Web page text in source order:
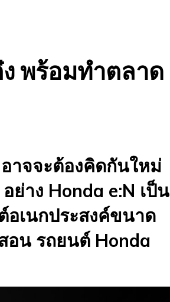
ก๋ง พร้อมทำตลาด
าจจะต้องคิดกันใหม่
ย่าง Honda e:N เป็น
เนกประสงค์ขนาด
อน รถยนต์ Honda